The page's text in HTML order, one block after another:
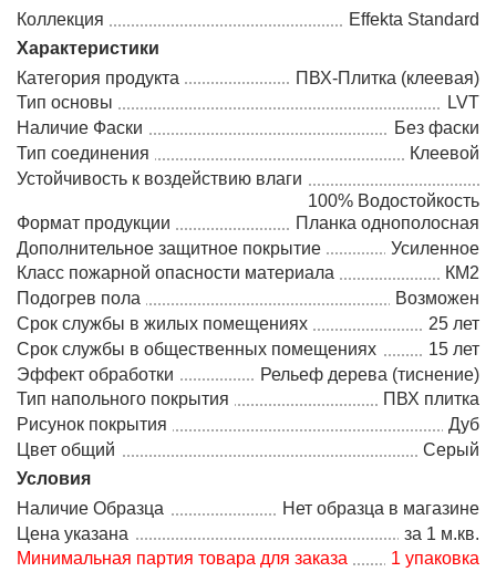
Коллекция
Effekta Standard
Характеристики
Категория продукта
ПВХ-Плитка (клеевая)
Тип основы
LVT
Наличие Фаски
Без фаски
Тип соединения
Клеевой
Устойчивость к воздействию влаги
100% Водостойкость
Формат продукции
Планка однополосная
Дополнительное защитное покрытие
Усиленное
Класс пожарной опасности материала
КМ2
Подогрев пола
Возможен
Срок службы в жилых помещениях
25 лет
Срок службы в общественных помещениях
15 лет
Эффект обработки
Рельеф дерева (тиснение)
Тип напольного покрытия
ПВХ плитка
Рисунок покрытия
Дуб
Цвет общий
Серый
Условия
Наличие Образца
Нет образца в магазине
Цена указана
за 1 м.кв.
Минимальная партия товара для заказа
1 упаковка